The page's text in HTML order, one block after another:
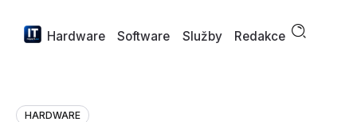
Hardware Software Služby Redakce
HARDWARE